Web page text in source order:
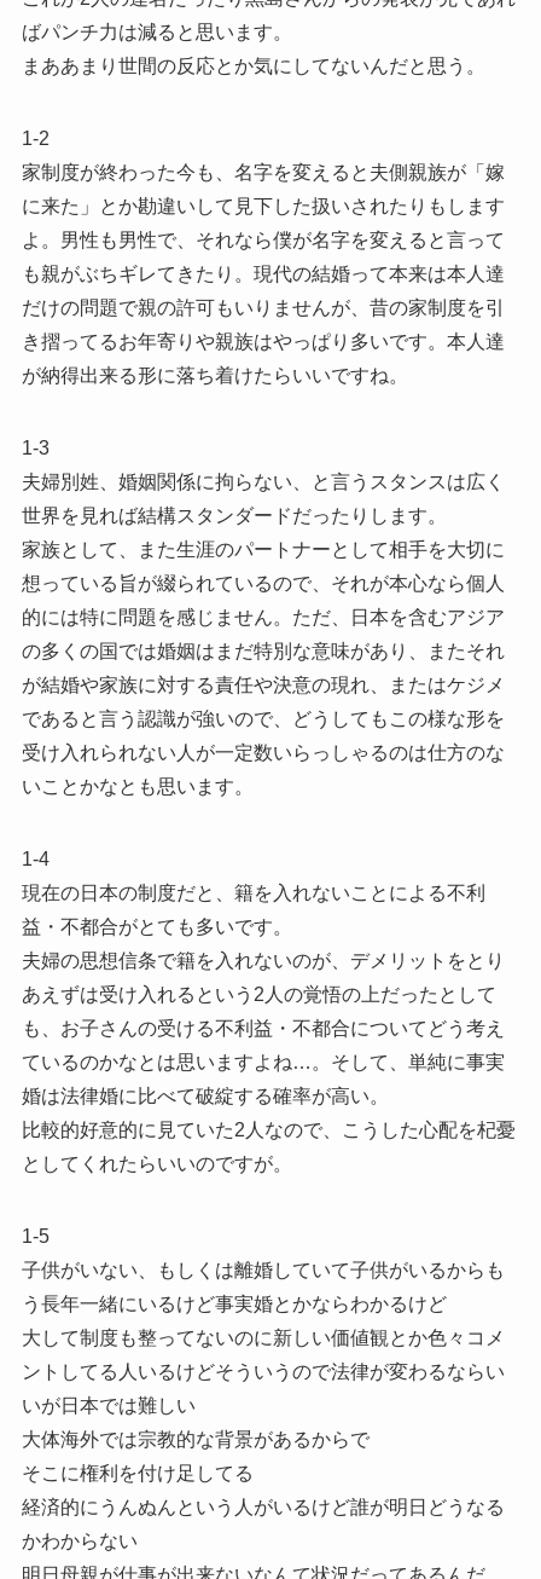
ばパンチ力は減ると思います。
まああまり世間の反応とか気にしてないんだと思う。
1-2
家制度が終わった今も、名字を変えると夫側親族が「嫁
に来た」とか勘違いして見下した扱いされたりもします
よ。男性も男性で、それなら僕が名字を変えると言って
も親がぶちギレてきたり。現代の結婚って本来は本人達
だけの問題で親の許可もいりませんが、昔の家制度を引
き摺ってるお年寄りや親族はやっぱり多いです。本人達
が納得出来る形に落ち着けたらいいですね。
1-3
夫婦別姓、婚姻関係に拘らない、と言うスタンスは広く
世界を見れば結構スタンダードだったりします。
家族として、また生涯のパートナーとして相手を大切に
想っている旨が綴られているので、それが本心なら個人
的には特に問題を感じません。ただ、日本を含むアジア
の多くの国では婚姻はまだ特別な意味があり、またそれ
が結婚や家族に対する責任や決意の現れ、またはケジメ
であると言う認識が強いので、どうしてもこの様な形を
受け入れられない人が一定数いらっしゃるのは仕方のな
いことかなとも思います。
1-4
現在の日本の制度だと、籍を入れないことによる不利
益・不都合がとても多いです。
夫婦の思想信条で籍を入れないのが、デメリットをとり
あえずは受け入れるという2人の覚悟の上だったとして
も、お子さんの受ける不利益・不都合についてどう考え
ているのかなとは思いますよね…。そして、単純に事実
婚は法律婚に比べて破綻する確率が高い。
比較的好意的に見ていた2人なので、こうした心配を杞憂
としてくれたらいいのですが。
1-5
子供がいない、もしくは離婚していて子供がいるからも
う長年一緒にいるけど事実婚とかならわかるけど
大して制度も整ってないのに新しい価値観とか色々コメ
ントしてる人いるけどそういうので法律が変わるならい
いが日本では難しい
大体海外では宗教的な背景があるからで
そこに権利を付け足してる
経済的にうんぬんという人がいるけど誰が明日どうなる
かわからない
明日母親が仕事が出来ないなんて状況だってあるんだ